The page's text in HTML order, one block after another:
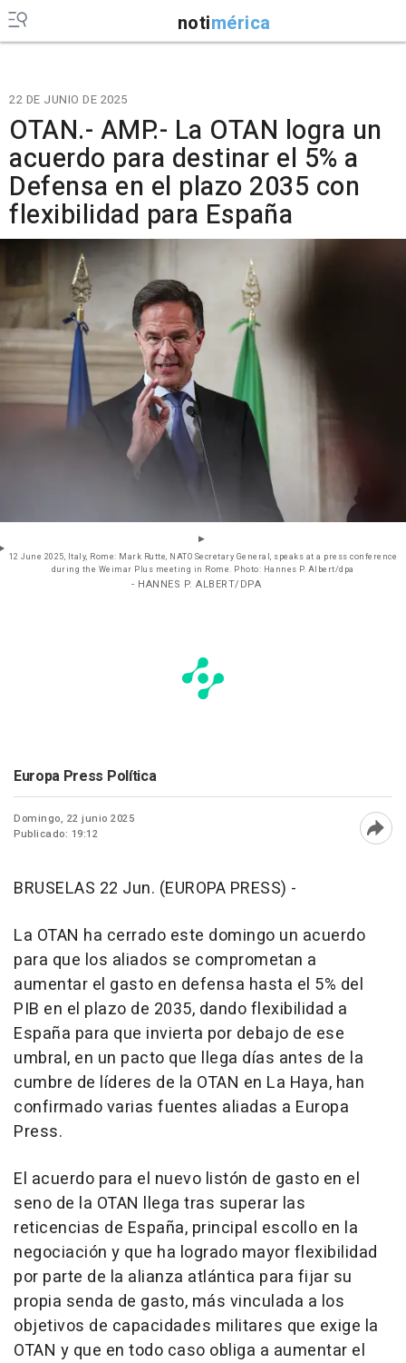
notimérica
22 DE JUNIO DE 2025
OTAN.- AMP.- La OTAN logra un
acuerdo para destinar el 5% a
Defensa en el plazo 2035 con
flexibilidad para España
12 June 2025, Italy, Rome: Mark Rutte, NATO Secretary General, speaks at a press conference
during the Weimar Plus meeting in Rome. Photo: Hannes P. Albert/dpa
- HANNES P. ALBERT/DPA
Europa Press Política
Domingo, 22 junio 2025
Publicado: 19:12
BRUSELAS 22 Jun. (EUROPA PRESS) -
La OTAN ha cerrado este domingo un acuerdo
para que los aliados se comprometan a
aumentar el gasto en defensa hasta el 5% del
PIB en el plazo de 2035, dando flexibilidad a
España para que invierta por debajo de ese
umbral, en un pacto que llega días antes de la
cumbre de líderes de la OTAN en La Haya, han
confirmado varias fuentes aliadas a Europa
Press.
El acuerdo para el nuevo listón de gasto en el
seno de la OTAN llega tras superar las
reticencias de España, principal escollo en la
negociación y que ha logrado mayor flexibilidad
por parte de la alianza atlántica para fijar su
propia senda de gasto, más vinculada a los
objetivos de capacidades militares que exige la
OTAN y que en todo caso obliga a aumentar el